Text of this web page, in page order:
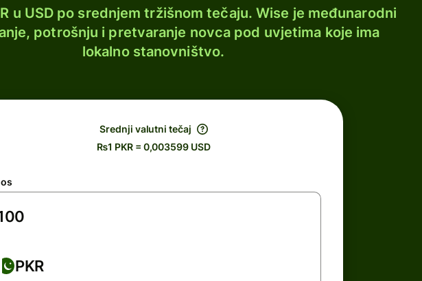
u USD po srednjem tržišnom tečaju. Wise je međunarodni
potrošnju i pretvaranje novca pod uvjetima koje ima
lokalno stanovništvo.
Srednji valutni tečaj
₨1 PKR = 0,003599 USD
PKR